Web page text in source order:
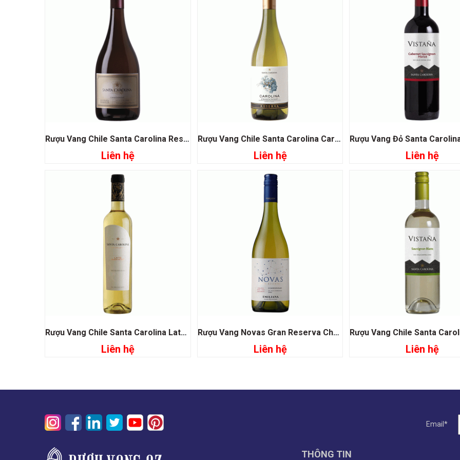
Đọc tiếp
Rượu Vang Chile Santa Carolina Reserva De Familia Chardonnay
Liên hệ
Đọc tiếp
Rượu Vang Chile Santa Carolina Carolina Chardonnay
Liên hệ
Đọc tiếp
Liên hệ
Đọc tiếp
Rượu Vang Chile Santa Carolina Late Harvest Sauvignon Blanc
Liên hệ
Đọc tiếp
Rượu Vang Novas Gran Reserva Chardonnay Emiliana
Liên hệ
Đọc tiếp
Liên hệ
Email*
THÔNG TIN